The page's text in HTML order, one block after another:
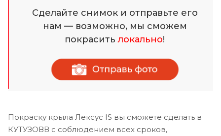
Сделайте снимок и отправьте его
нам — возможно, мы сможем
покраситьлокально!
Покраску крыла Лексус IS вы сможете сделать в
КУТУЗОВВ с соблюдением всех сроков,